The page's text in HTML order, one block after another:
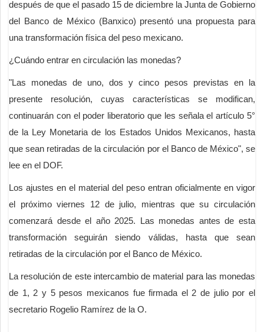
después de que el pasado 15 de diciembre la Junta de Gobierno
del Banco de México (Banxico) presentó una propuesta para
una transformación física del peso mexicano.
¿Cuándo entrar en circulación las monedas?
"Las monedas de uno, dos y cinco pesos previstas en la
presente resolución, cuyas características se modifican,
continuarán con el poder liberatorio que les señala el artículo 5°
de la Ley Monetaria de los Estados Unidos Mexicanos, hasta
que sean retiradas de la circulación por el Banco de México", se
lee en el DOF.
Los ajustes en el material del peso entran oficialmente en vigor
el próximo viernes 12 de julio, mientras que su circulación
comenzará desde el año 2025. Las monedas antes de esta
transformación seguirán siendo válidas, hasta que sean
retiradas de la circulación por el Banco de México.
La resolución de este intercambio de material para las monedas
de 1, 2 y 5 pesos mexicanos fue firmada el 2 de julio por el
secretario Rogelio Ramírez de la O.